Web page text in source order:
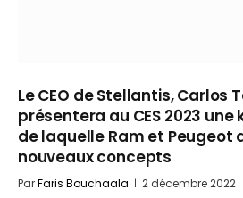
Le CEO de Stellantis, Carlos
présentera au CES 2023
de laquelle Ram et Peugeot
nouveaux concepts
ParFaris Bouchaala 2 décembre 2022